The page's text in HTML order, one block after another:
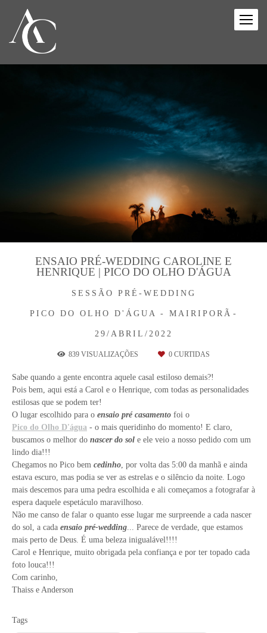
SESSÃO PRÉ-WEDDING
PICO DO OLHO D'ÁGUA - MAIRIPORÃ
29/ABRIL/2022
ENSAIO PRÉ-WEDDING CAROLINE E
HENRIQUE | PICO DO OLHO D'ÁGUA
839 VISUALIZAÇÕES 0 CURTIDAS
Sabe quando a gente encontra aquele casal estiloso demais?!
Pois bem, aqui está a Carol e o Henrique, com todas as personalidades
estilosas que se podem ter!
O lugar escolhido para o ensaio pré casamento foi o
Pico do Olho D'água - o mais queridinho do momento! E claro,
buscamos o melhor do nascer do sol e ele veio a nosso pedido com um
lindo dia!!!
Chegamos no Pico bem cedinho , por volta das 5:00 da manhã e ainda
estava escuro, mas podia se ver as estrelas e o silêncio da noite. Logo
mais descemos para uma pedra escolhida e ali começamos a fotografar à
espera daquele espetáculo maravilhoso.
Não me canso de falar o quanto esse lugar me surpreende a cada nascer
do sol, a cada ensaio pré-wedding ... Parece de verdade, que estamos
mais perto de Deus. É uma beleza inigualável!!!!
Carol e Henrique, muito obrigada pela confiança e por ter topado cada
foto louca!!!
Com carinho,
Thaiss e Anderson
Tags